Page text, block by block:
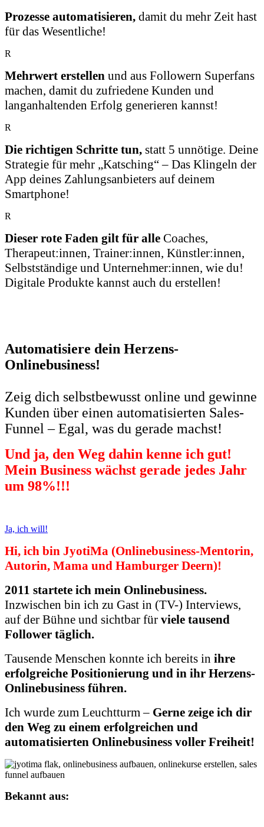
Prozesse automatisieren, damit du mehr Zeit hast
für das Wesentliche!
R
Mehrwert erstellen und aus Followern Superfans
machen, damit du zufriedene Kunden und
langanhaltenden Erfolg generieren kannst!
R
Die richtigen Schritte tun, statt 5 unnötige. Deine
Strategie für mehr „Katsching“ – Das Klingeln der
App deines Zahlungsanbieters auf deinem
Smartphone!
R
Dieser rote Faden gilt für alle Coaches,
Therapeut:innen, Trainer:innen, Künstler:innen,
Selbstständige und Unternehmer:innen, wie du!
Digitale Produkte kannst auch du erstellen!
Automatisiere dein Herzens-
Onlinebusiness!
Zeig dich selbstbewusst online und gewinne
Kunden über einen automatisierten Sales-
Funnel – Egal, was du gerade machst!
Und ja, den Weg dahin kenne ich gut!
Mein Business wächst gerade jedes Jahr
um 98%!!!
Ja, ich will!
Hi, ich bin JyotiMa (Onlinebusiness-Mentorin,
Autorin, Mama und Hamburger Deern)!
2011 startete ich mein Onlinebusiness.
Inzwischen bin ich zu Gast in (TV-) Interviews,
auf der Bühne und sichtbar für viele tausend
Follower täglich.
Tausende Menschen konnte ich bereits in ihre
erfolgreiche Positionierung und in ihr Herzens-
Onlinebusiness führen.
Ich wurde zum Leuchtturm – Gerne zeige ich dir
den Weg zu einem erfolgreichen und
automatisierten Onlinebusiness voller Freiheit!
Bekannt aus: